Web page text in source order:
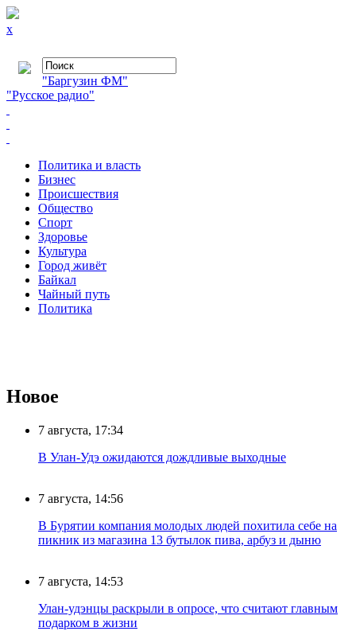
x
"Баргузин ФМ"
"Русское радио"
Политика и власть
Бизнес
Происшествия
Общество
Cпорт
Здоровье
Культура
Город живёт
Байкал
Чайный путь
Политика
Новое
7 августа, 17:34
В Улан-Удэ ожидаются дождливые выходные
7 августа, 14:56
В Бурятии компания молодых людей похитила себе на
пикник из магазина 13 бутылок пива, арбуз и дыню
7 августа, 14:53
Улан-удэнцы раскрыли в опросе, что считают главным
подарком в жизни